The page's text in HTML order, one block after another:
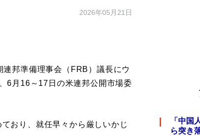
2026年05月21日
邦準備理事会（FRB）議長にウ
6月16～17日の米連邦公開市場委
おり、就任早々から厳しいかじ
「中国
ら突き